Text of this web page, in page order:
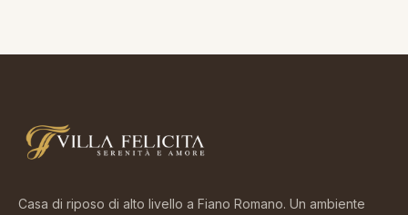
Casa di riposo di alto livello a Fiano Romano. Un ambiente